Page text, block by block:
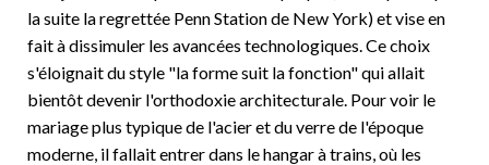
la suite la regrettée Penn Station de New York) et vise en
fait à dissimuler les avancées technologiques. Ce choix
s'éloignait du style "la forme suit la fonction" qui allait
bientôt devenir l'orthodoxie architecturale. Pour voir le
mariage plus typique de l'acier et du verre de l'époque
moderne, il fallait entrer dans le hangar à trains, où les